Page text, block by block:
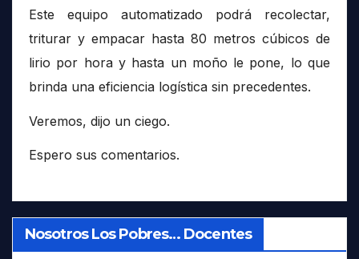
Este equipo automatizado podrá recolectar,
triturar y empacar hasta 80 metros cúbicos de
lirio por hora y hasta un moño le pone, lo que
brinda una eficiencia logística sin precedentes.
Veremos, dijo un ciego.
Espero sus comentarios.
Nosotros Los Pobres… Docentes